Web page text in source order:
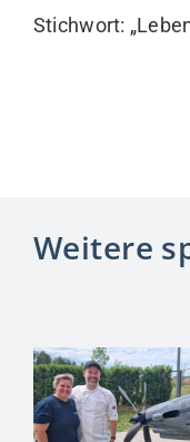
Stichwort:
Weitere